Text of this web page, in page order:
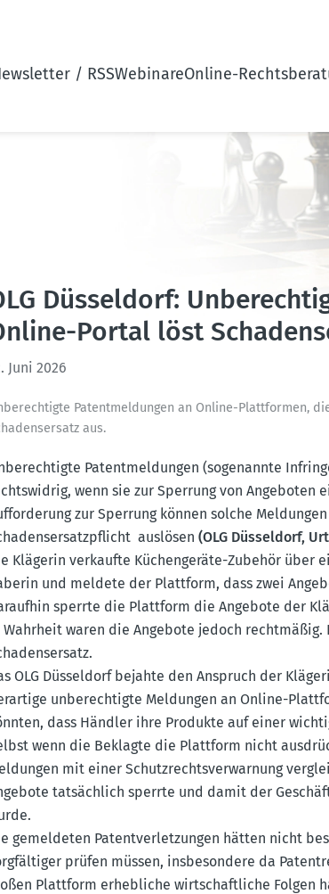
/ RSSWebinareOnline-
Düsseldorf:
Portal löst
Juni 2026
Patent­mel­dungen an Online-Platt­formen,
aus.
Patent­mel­dungen (sogenannte
wenn sie zur Sperrung von Angeboten
zur Sperrung können solche
auslösen(OLG Düsseldorf,
Klägerin verkaufte Küchen­geräte-Zubehör
und meldete der Plattform, dass zwei
sperrte die Plattform die Angebote der
Wahrheit waren die Angebote jedoch
OLG Düsseldorf bejahte den Anspruch der
unberech­tigte Meldungen an Online-
dass Händler ihre Produkte auf einer
wenn die Beklagte die Plattform nicht
mit einer Schutz­rechts­ver­warnung
tatsächlich sperrte und damit der
gemel­deten Patent­ver­let­zungen hätten nicht
prüfen müssen, insbe­sondere da
Plattform erheb­liche wirtschaft­liche Folgen